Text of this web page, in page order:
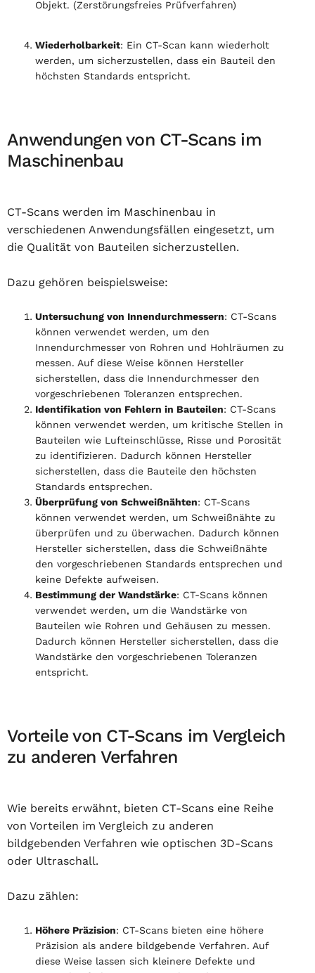
Objekt. (Zerstörungsfreies Prüfverfahren)
Wiederholbarkeit: Ein CT-Scan kann wiederholt
werden, um sicherzustellen, dass ein Bauteil den
höchsten Standards entspricht.
Anwendungen von CT-Scans im
Maschinenbau
CT-Scans werden im Maschinenbau in
verschiedenen Anwendungsfällen eingesetzt, um
die Qualität von Bauteilen sicherzustellen.
Dazu gehören beispielsweise:
Untersuchung von Innendurchmessern: CT-Scans
können verwendet werden, um den
Innendurchmesser von Rohren und Hohlräumen zu
messen. Auf diese Weise können Hersteller
sicherstellen, dass die Innendurchmesser den
vorgeschriebenen Toleranzen entsprechen.
Identifikation von Fehlern in Bauteilen: CT-Scans
können verwendet werden, um kritische Stellen in
Bauteilen wie Lufteinschlüsse, Risse und Porosität
zu identifizieren. Dadurch können Hersteller
sicherstellen, dass die Bauteile den höchsten
Standards entsprechen.
Überprüfung von Schweißnähten: CT-Scans
können verwendet werden, um Schweißnähte zu
überprüfen und zu überwachen. Dadurch können
Hersteller sicherstellen, dass die Schweißnähte
den vorgeschriebenen Standards entsprechen und
keine Defekte aufweisen.
Bestimmung der Wandstärke: CT-Scans können
verwendet werden, um die Wandstärke von
Bauteilen wie Rohren und Gehäusen zu messen.
Dadurch können Hersteller sicherstellen, dass die
Wandstärke den vorgeschriebenen Toleranzen
entspricht.
Vorteile von CT-Scans im Vergleich
zu anderen Verfahren
Wie bereits erwähnt, bieten CT-Scans eine Reihe
von Vorteilen im Vergleich zu anderen
bildgebenden Verfahren wie optischen 3D-Scans
oder Ultraschall.
Dazu zählen:
Höhere Präzision: CT-Scans bieten eine höhere
Präzision als andere bildgebende Verfahren. Auf
diese Weise lassen sich kleinere Defekte und